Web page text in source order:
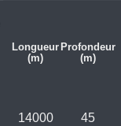
Longueur
(m)
Profondeur
(m)
14000 45